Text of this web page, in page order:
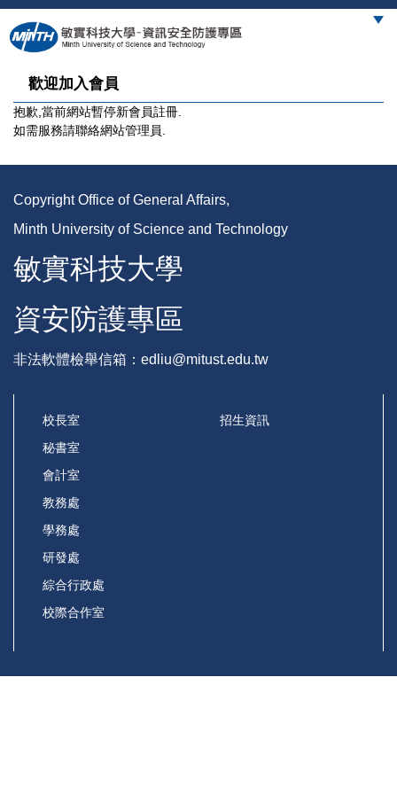
跳
到
主
容
區
歡迎加入會員
抱歉,當前網站暫停新會員註冊.
如需服務請聯絡網站管理員.
Copyright Office of General Affairs,
Minth University of Science and Technology
敏實科技大學
資安防護專區
非法軟體檢舉信箱：edliu@mitust.edu.tw
校長室
秘書室
會計室
教務處
學務處
研發處
綜合行政處
校際合作室
招生資訊